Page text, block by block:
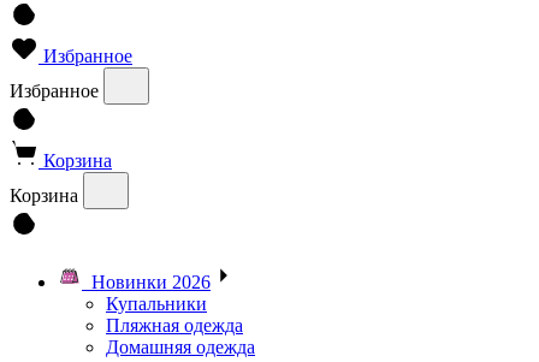
Избранное
Избранное
Корзина
Корзина
Новинки 2026
Купальники
Пляжная одежда
Домашняя одежда